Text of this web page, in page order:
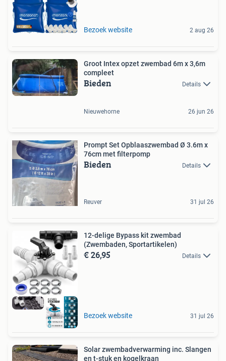
Bezoek website 2 aug 26
Groot Intex opzet zwembad 6m x 3,6m
compleet
Bieden Details
Nieuwehorne 26 jun 26
Prompt Set Opblaaszwembad Ø 3.6m x
76cm met filterpomp
Bieden Details
Reuver 31 jul 26
12-delige Bypass kit zwembad
(Zwembaden, Sportartikelen)
€ 26,95 Details
Bezoek website 31 jul 26
Solar zwembadverwarming inc. Slangen
en t-stuk en kogelkraan